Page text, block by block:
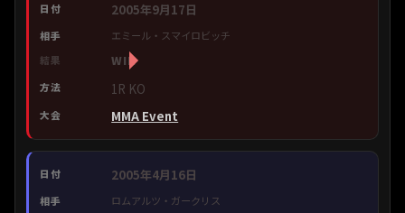
2005年9月17日
エミール・スマイロビッチ
WIN
1R KO
MMA Event
2005年4月16日
ロムアルツ・ガークリス